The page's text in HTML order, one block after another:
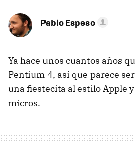
Pablo Espeso
Ya hace unos cuantos años
Pentium 4, así que parece
una fiestecita al estilo Apple
micros.